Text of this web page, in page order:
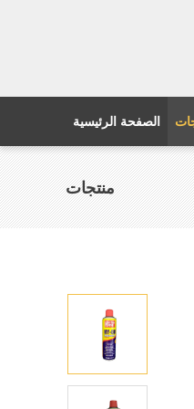
الصفحة الرئيسية
منتجات